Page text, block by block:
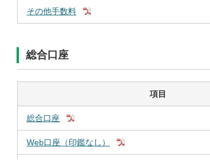
その他手数料
総合口座
項目
総合口座
Web口座（印鑑なし）